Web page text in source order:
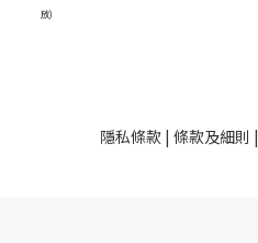
放)
隱私條款 | 條款及細則 |